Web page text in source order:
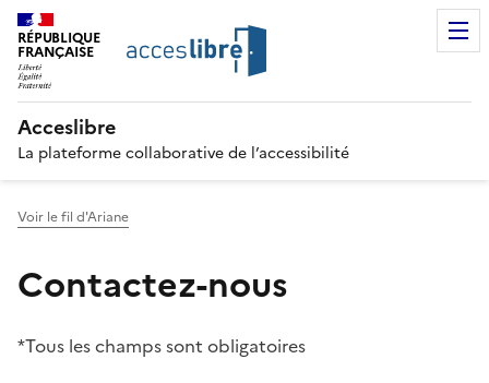
RÉPUBLIQUE
FRANÇAISE
Acceslibre
La plateforme collaborative de l’accessibilité
Voir le fil d'Ariane
Contactez-nous
*Tous les champs sont obligatoires